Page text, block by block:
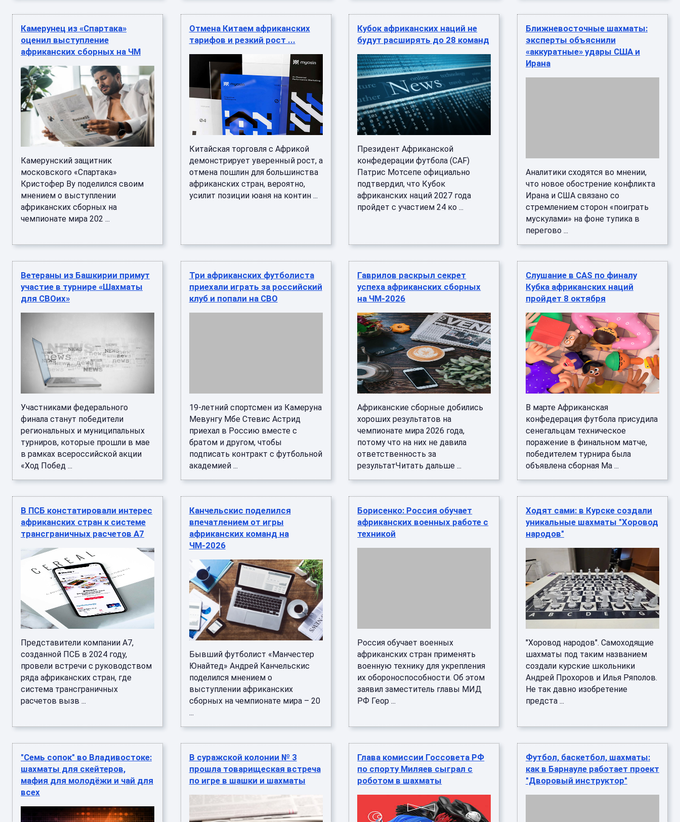
Камерунец из «Спартака»
оценил выступление
африканских сборных на ЧМ
Камерунский защитник
московского «Спартака»
Кристофер Ву поделился своим
мнением о выступлении
африканских сборных на
чемпионате мира 202 ...
Отмена Китаем африканских
тарифов и резкий рост ...
Китайская торговля с Африкой
демонстрирует уверенный рост, а
отмена пошлин для большинства
африканских стран, вероятно,
усилит позиции юаня на контин ...
Кубок африканских наций не
будут расширять до 28 команд
Президент Африканской
конфедерации футбола (CAF)
Патрис Мотсепе официально
подтвердил, что Кубок
африканских наций 2027 года
пройдет с участием 24 ко ...
Ближневосточные шахматы:
эксперты объяснили
«аккуратные» удары США и
Ирана
Аналитики сходятся во мнении,
что новое обострение конфликта
Ирана и США связано со
стремлением сторон «поиграть
мускулами» на фоне тупика в
перегово ...
Ветераны из Башкирии примут
участие в турнире «Шахматы
для СВОих»
Участниками федерального
финала станут победители
региональных и муниципальных
турниров, которые прошли в мае
в рамках всероссийской акции
«Ход Побед ...
Три африканских футболиста
приехали играть за российский
клуб и попали на СВО
19-летний спортсмен из Камеруна
Mевунгу Мбе Стевис Астрид
приехал в Россию вместе с
братом и другом, чтобы
подписать контракт с футбольной
академией ...
Гаврилов раскрыл секрет
успеха африканских сборных
на ЧМ-2026
Африканские сборные добились
хороших результатов на
чемпионате мира 2026 года,
потому что на них не давила
ответственность за
результатЧитать дальше ...
Слушание в CAS по финалу
Кубка африканских наций
пройдет 8 октября
В марте Африканская
конфедерация футбола присудила
сенегальцам техническое
поражение в финальном матче,
победителем турнира была
объявлена сборная Ма ...
В ПСБ констатировали интерес
африканских стран к системе
трансграничных расчетов А7
Представители компании А7,
созданной ПСБ в 2024 году,
провели встречи с руководством
ряда африканских стран, где
система трансграничных
расчетов вызв ...
Канчельскис поделился
впечатлением от игры
африканских команд на
ЧМ-2026
Бывший футболист «Манчестер
Юнайтед» Андрей Канчельскис
поделился мнением о
выступлении африканских
сборных на чемпионате мира – 20
...
Борисенко: Россия обучает
африканских военных работе с
техникой
Россия обучает военных
африканских стран применять
военную технику для укрепления
их обороноспособности. Об этом
заявил заместитель главы МИД
РФ Геор ...
Ходят сами: в Курске создали
уникальные шахматы "Хоровод
народов"
"Хоровод народов". Самоходящие
шахматы под таким названием
создали курские школьники
Андрей Прохоров и Илья Ряполов.
Не так давно изобретение
предста ...
"Семь сопок" во Владивостоке:
шахматы для скейтеров,
мафия для молодёжи и чай для
всех
В суражской колонии № 3
прошла товарищеская встреча
по игре в шашки и шахматы
Глава комиссии Госсовета РФ
по спорту Миляев сыграл с
роботом в шахматы
Футбол, баскетбол, шахматы:
как в Барнауле работает проект
"Дворовый инструктор"